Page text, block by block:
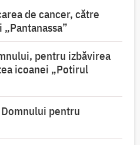
de cancer, către
pentru izbăvirea
icoanei „Potirul
pentru